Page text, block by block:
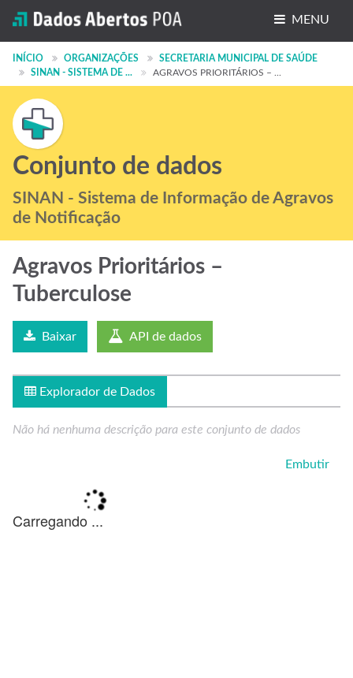
MENU
Conjuntos de dados
Organizações
Grupos
Sobre
INÍCIO ORGANIZAÇÕES
SECRETARIA MUNICIPAL DE SAÚDE
SINAN - SISTEMA DE ...
AGRAVOS PRIORITÁRIOS – ...
Conjunto de dados
SINAN - Sistema de Informação de Agravos
de Notificação
Agravos Prioritários –
Tuberculose
Baixar API de dados
Explorador de Dados
Não há nenhuma descrição para este conjunto de dados
Embutir